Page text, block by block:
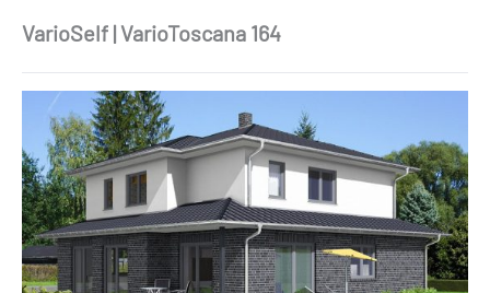
VarioSelf | VarioToscana 164